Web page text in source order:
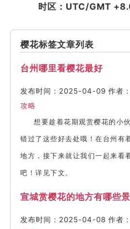
时区：UTC/GMT
樱花标签文章列表
台州哪里看樱花最好
发布时间：2025-04-09 作者
攻略
想要趁着花期观赏樱花的小
错过了这些好去处哦！在台州有
地方，接下来就让我们一起来看
吧！详见下文。
宣城赏樱花的地方有哪些
发布时间：2025-04-08 作者